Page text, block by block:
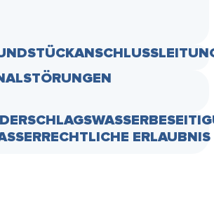
ERLAUBNIS